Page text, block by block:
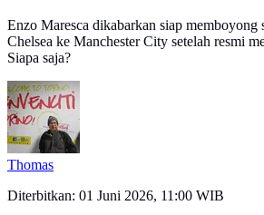
Enzo Maresca dikabarkan siap memboyong
Chelsea ke Manchester City setelah resmi
Siapa saja?
Thomas
Diterbitkan: 01 Juni 2026, 11:00 WIB